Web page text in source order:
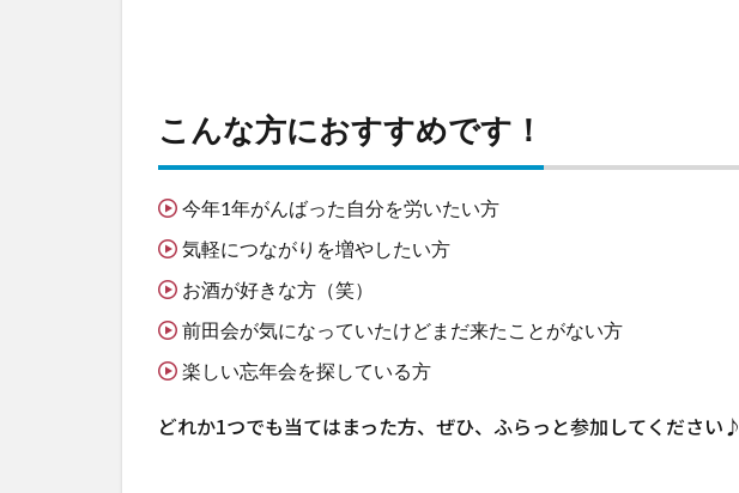
こんな方におすすめです！
今年1年がんばった自分を労いたい方
気軽につながりを増やしたい方
お酒が好きな方（笑）
前田会が気になっていたけどまだ来たことがない方
楽しい忘年会を探している方
どれか1つでも当てはまった方、ぜひ、ふらっと参加してください♪